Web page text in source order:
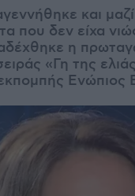
και
που δεν είχα
η
«Γη της
Ενώπιος